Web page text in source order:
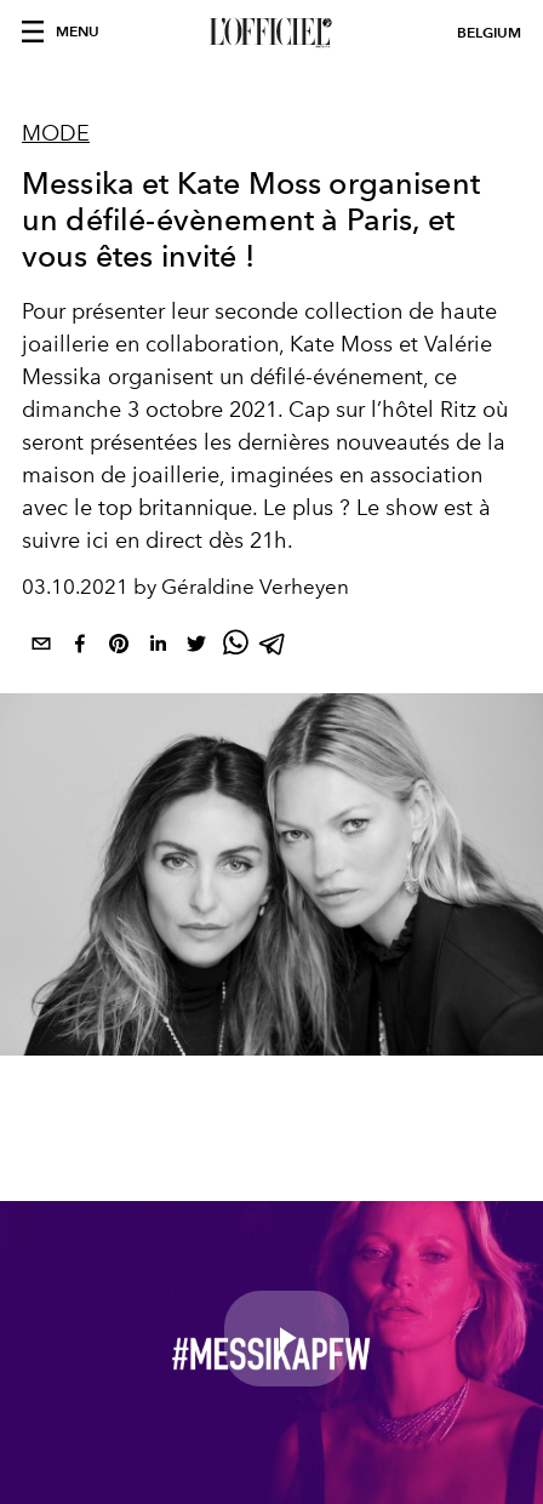
MENU BELGIUM
MODE
Messika et Kate Moss organisent
un défilé-évènement à Paris, et
vous êtes invité !
Pour présenter leur seconde collection de haute
joaillerie en collaboration, Kate Moss et Valérie
Messika organisent un défilé-événement, ce
dimanche 3 octobre 2021. Cap sur l’hôtel Ritz où
seront présentées les dernières nouveautés de la
maison de joaillerie, imaginées en association
avec le top britannique. Le plus ? Le show est à
suivre ici en direct dès 21h.
03.10.2021 by Géraldine Verheyen
Play
Video